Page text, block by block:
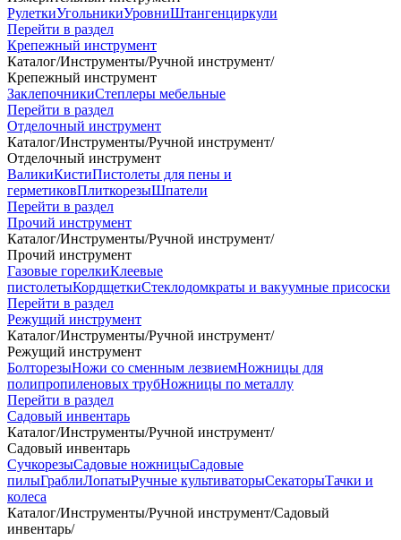
РулеткиУгольникиУровниШтангенциркули
Перейти в раздел
Крепежный инструмент
Каталог/Инструменты/Ручной инструмент/
Крепежный инструмент
ЗаклепочникиСтеплеры мебельные
Перейти в раздел
Отделочный инструмент
Каталог/Инструменты/Ручной инструмент/
Отделочный инструмент
ВаликиКистиПистолеты для пены и
герметиковПлиткорезыШпатели
Перейти в раздел
Прочий инструмент
Каталог/Инструменты/Ручной инструмент/
Прочий инструмент
Газовые горелкиКлеевые
пистолетыКордщеткиСтеклодомкраты и вакуумные присоски
Перейти в раздел
Режущий инструмент
Каталог/Инструменты/Ручной инструмент/
Режущий инструмент
БолторезыНожи со сменным лезвиемНожницы для
полипропиленовых трубНожницы по металлу
Перейти в раздел
Садовый инвентарь
Каталог/Инструменты/Ручной инструмент/
Садовый инвентарь
СучкорезыСадовые ножницыСадовые
пилыГраблиЛопатыРучные культиваторыСекаторыТачки и
колеса
Каталог/Инструменты/Ручной инструмент/Садовый
инвентарь/